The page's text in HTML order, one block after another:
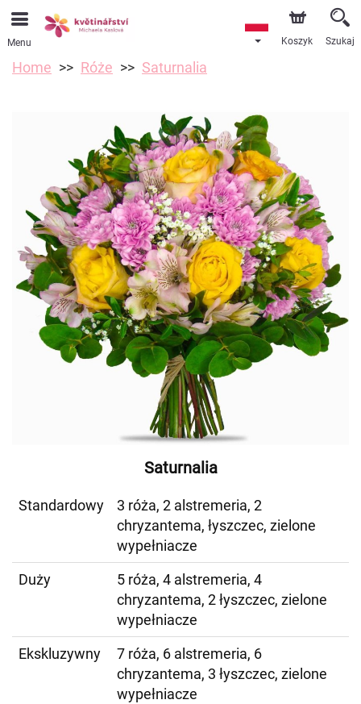
Menu Koszyk Szukaj
Home Róże Saturnalia
Saturnalia
Standardowy
3 róża, 2 alstremeria, 2
chryzantema, łyszczec, zielone
wypełniacze
Duży
5 róża, 4 alstremeria, 4
chryzantema, 2 łyszczec, zielone
wypełniacze
Ekskluzywny
7 róża, 6 alstremeria, 6
chryzantema, 3 łyszczec, zielone
wypełniacze